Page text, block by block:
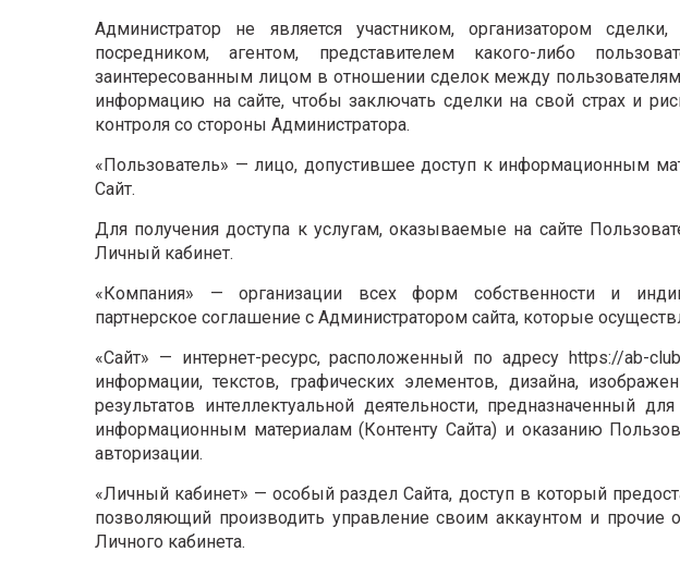
Администратор не является участником, организатором
посредником, агентом, представителем какого-либо
заинтересованным лицом в отношении сделок между
информацию на сайте, чтобы заключать сделки на свой страх и
контроля со стороны Администратора.
«Пользователь» — лицо, допустившее доступ к информационным
Сайт.
Для получения доступа к услугам, оказываемые на сайте
Личный кабинет.
«Компания» — организации всех форм собственности и
партнерское соглашение с Администратором сайта, которые
«Сайт» — интернет-ресурс, расположенный по адресу https://ab-
информации, текстов, графических элементов, дизайна,
результатов интеллектуальной деятельности, предназначенный
информационным материалам (Контенту Сайта) и оказанию
авторизации.
«Личный кабинет» — особый раздел Сайта, доступ в который
позволяющий производить управление своим аккаунтом и прочие
Личного кабинета.